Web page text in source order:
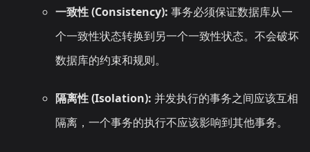
一致性 (Consistency): 事务必须保证数据库从一
个一致性状态转换到另一个一致性状态。不会破坏
数据库的约束和规则。
隔离性 (Isolation): 并发执行的事务之间应该互相
隔离，一个事务的执行不应该影响到其他事务。